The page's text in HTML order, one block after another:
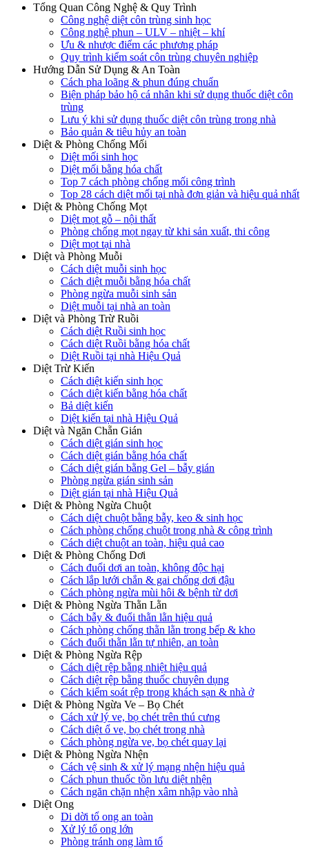
Tổng Quan Công Nghệ & Quy Trình
Công nghệ diệt côn trùng sinh học
Công nghệ phun – ULV – nhiệt – khí
Ưu & nhược điểm các phương pháp
Quy trình kiểm soát côn trùng chuyên nghiệp
Hướng Dẫn Sử Dụng & An Toàn
Cách pha loãng & phun đúng chuẩn
Biện pháp bảo hộ cá nhân khi sử dụng thuốc diệt côn
trùng
Lưu ý khi sử dụng thuốc diệt côn trùng trong nhà
Bảo quản & tiêu hủy an toàn
Diệt & Phòng Chống Mối
Diệt mối sinh học
Diệt mối bằng hóa chất
Top 7 cách phòng chống mối công trình
Top 28 cách diệt mối tại nhà đơn giản và hiệu quả nhất
Diệt & Phòng Chống Mọt
Diệt mọt gỗ – nội thất
Phòng chống mọt ngay từ khi sản xuất, thi công
Diệt mọt tại nhà
Diệt và Phòng Muỗi
Cách diệt muỗi sinh học
Cách diệt muỗi bằng hóa chất
Phòng ngừa muỗi sinh sản
Diệt muỗi tại nhà an toàn
Diệt và Phòng Trừ Ruồi
Cách diệt Ruồi sinh học
Cách diệt Ruồi bằng hóa chất
Diệt Ruồi tại nhà Hiệu Quả
Diệt Trừ Kiến
Cách diệt kiến sinh học
Cách diệt kiến bằng hóa chất
Bả diệt kiến
Diệt kiến tại nhà Hiệu Quả
Diệt và Ngăn Chẵn Gián
Cách diệt gián sinh học
Cách diệt gián bằng hóa chất
Cách diệt gián bằng Gel – bẫy gián
Phòng ngừa gián sinh sản
Diệt gián tại nhà Hiệu Quả
Diệt & Phòng Ngừa Chuột
Cách diệt chuột bằng bẫy, keo & sinh học
Cách phòng chống chuột trong nhà & công trình
Cách diệt chuột an toàn, hiệu quả cao
Diệt & Phòng Chống Dơi
Cách đuổi dơi an toàn, không độc hại
Cách lắp lưới chắn & gai chống dơi đậu
Cách phòng ngừa mùi hôi & bệnh từ dơi
Diệt & Phòng Ngừa Thằn Lằn
Cách bẫy & đuổi thằn lằn hiệu quả
Cách phòng chống thằn lằn trong bếp & kho
Cách đuổi thằn lằn tự nhiên, an toàn
Diệt & Phòng Ngừa Rệp
Cách diệt rệp bằng nhiệt hiệu quả
Cách diệt rệp bằng thuốc chuyên dụng
Cách kiểm soát rệp trong khách sạn & nhà ở
Diệt & Phòng Ngừa Ve – Bọ Chét
Cách xử lý ve, bọ chét trên thú cưng
Cách diệt ổ ve, bọ chét trong nhà
Cách phòng ngừa ve, bọ chét quay lại
Diệt & Phòng Ngừa Nhện
Cách vệ sinh & xử lý mạng nhện hiệu quả
Cách phun thuốc tồn lưu diệt nhện
Cách ngăn chặn nhện xâm nhập vào nhà
Diệt Ong
Di dời tổ ong an toàn
Xử lý tổ ong lớn
Phòng tránh ong làm tổ